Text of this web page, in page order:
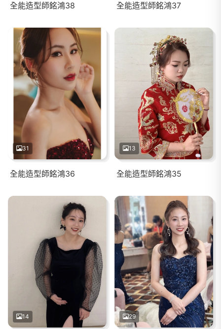
全能造型師銘鴻38 全能造型師銘鴻37
31
全能造型師銘鴻36
13
全能造型師銘鴻35
14 29